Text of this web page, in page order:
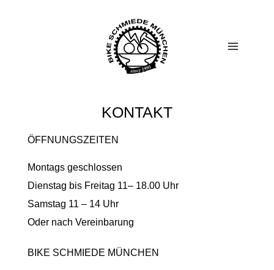
Menu
KONTAKT
ÖFFNUNGSZEITEN
Montags geschlossen
Dienstag bis Freitag 11– 18.00 Uhr
Samstag 11 – 14 Uhr
Oder nach Vereinbarung
BIKE SCHMIEDE MÜNCHEN